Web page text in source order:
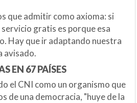
que admitir como axioma: si
gratis es porque esa
Hay que ir adaptando nuestra
avisado.
EN 67 PAÍSES
el CNI como un organismo que
de una democracia, "huye de la